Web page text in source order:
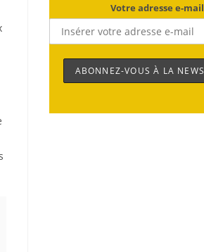
Votre adresse e-mail